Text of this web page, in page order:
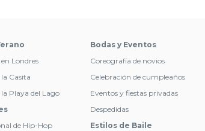
Londres
Casita
Playa del Lago
de Hip-Hop
Bodas y Eventos
Coreografía de novios
Celebración de cumpleaños
Eventos y fiestas privadas
Despedidas
Estilos de Baile